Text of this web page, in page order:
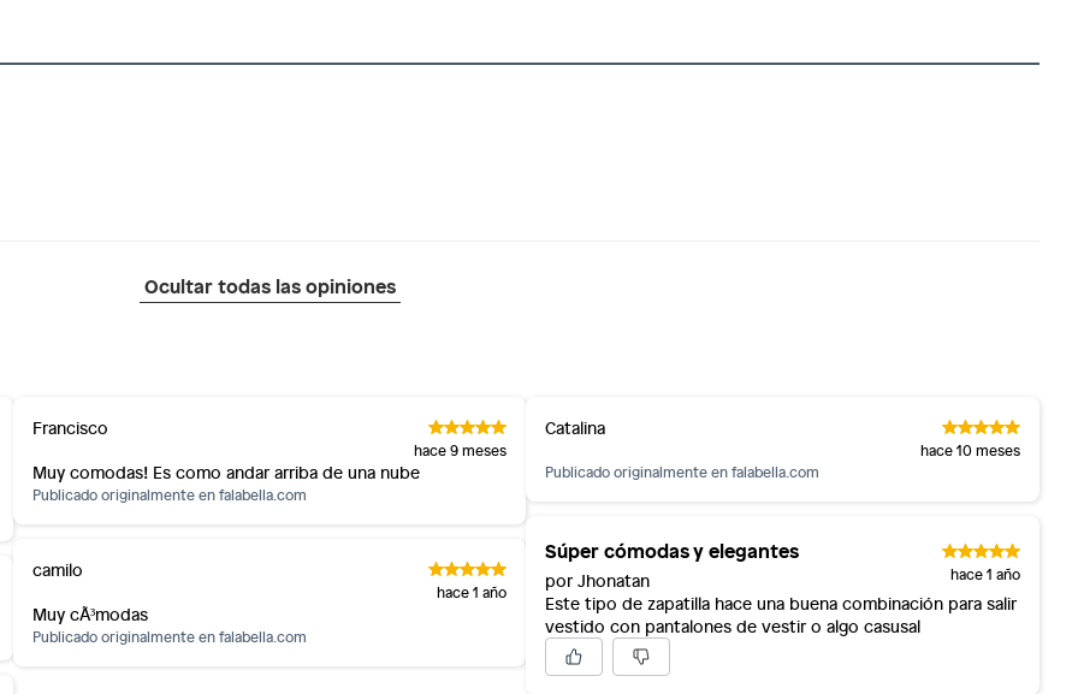
productos para asfalto, hormigón, albañilería.
suplementos alimenticios, vitaminas.
baño con señales de uso, sin empaques, etiquetas o
Ocultar todas las opiniones
Francisco
hace 9 meses
Muy comodas! Es como andar arriba de una nube
Publicado originalmente enfalabella.com
camilo
hace 1 año
Muy cÃ³modas
Publicado originalmente enfalabella.com
Catalina
hace 10 meses
Publicado originalmente enfalabella.com
Súper cómodas y elegantes
por Jhonatan hace 1 año
Este tipo de zapatilla hace una buena combinación para salir
vestido con pantalones de vestir o algo casusal